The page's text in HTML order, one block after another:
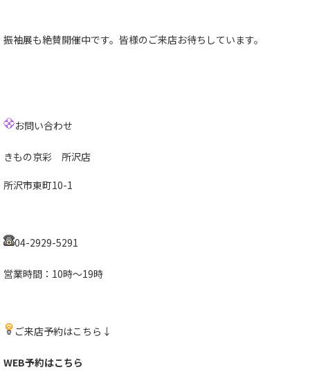
振袖展も絶賛開催中です。皆様のご来店お待ちしています。
お問い合わせ
きもの京彩 所沢店
所沢市東町10-1
04-2929-5291
営業時間：10時～19時
ご来店予約はこちら↓
WEB予約はこちら